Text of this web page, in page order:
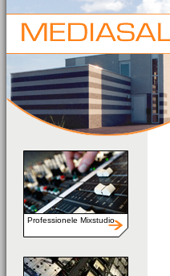
Professionele Mixstudio